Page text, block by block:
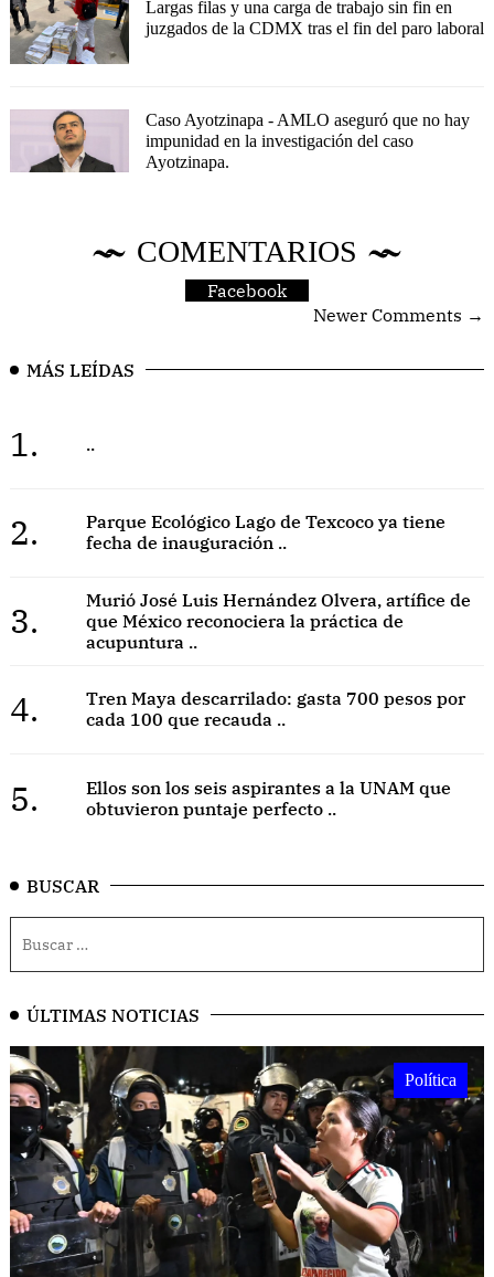
Largas filas y una carga de trabajo sin fin en
juzgados de la CDMX tras el fin del paro laboral
Caso Ayotzinapa - AMLO aseguró que no hay
impunidad en la investigación del caso
Ayotzinapa.
COMENTARIOS
Facebook
Newer Comments →
MÁS LEÍDAS
1. ..
2.
Parque Ecológico Lago de Texcoco ya tiene
fecha de inauguración ..
3.
Murió José Luis Hernández Olvera, artífice de
que México reconociera la práctica de
acupuntura ..
4.
Tren Maya descarrilado: gasta 700 pesos por
cada 100 que recauda ..
5.
Ellos son los seis aspirantes a la UNAM que
obtuvieron puntaje perfecto ..
BUSCAR
ÚLTIMAS NOTICIAS
Política